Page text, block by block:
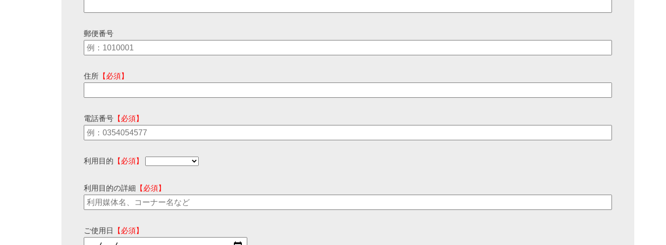
郵便番号
住所 【必須】
電話番号 【必須】
利用目的 【必須】
利用目的の詳細 【必須】
ご使用日 【必須】